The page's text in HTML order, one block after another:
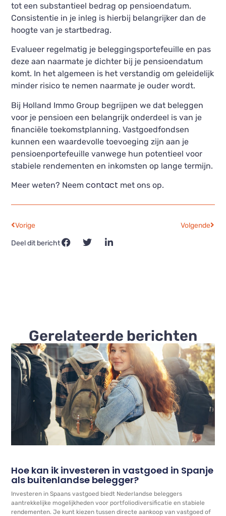
tot een substantieel bedrag op pensioendatum.
Consistentie in je inleg is hierbij belangrijker dan de
hoogte van je startbedrag.
Evalueer regelmatig je beleggingsportefeuille en pas
deze aan naarmate je dichter bij je pensioendatum
komt. In het algemeen is het verstandig om geleidelijk
minder risico te nemen naarmate je ouder wordt.
Bij Holland Immo Group begrijpen we dat beleggen
voor je pensioen een belangrijk onderdeel is van je
financiële toekomstplanning. Vastgoedfondsen
kunnen een waardevolle toevoeging zijn aan je
pensioenportefeuille vanwege hun potentieel voor
stabiele rendementen en inkomsten op lange termijn.
Meer weten? Neemcontact met ons op.
Vorige Volgende
Deel dit bericht
Gerelateerde berichten
Hoe kan ik investeren in vastgoed in Spanje
als buitenlandse belegger?
Investeren in Spaans vastgoed biedt Nederlandse beleggers
aantrekkelijke mogelijkheden voor portfoliodiversificatie en stabiele
rendementen. Je kunt kiezen tussen directe aankoop van vastgoed of